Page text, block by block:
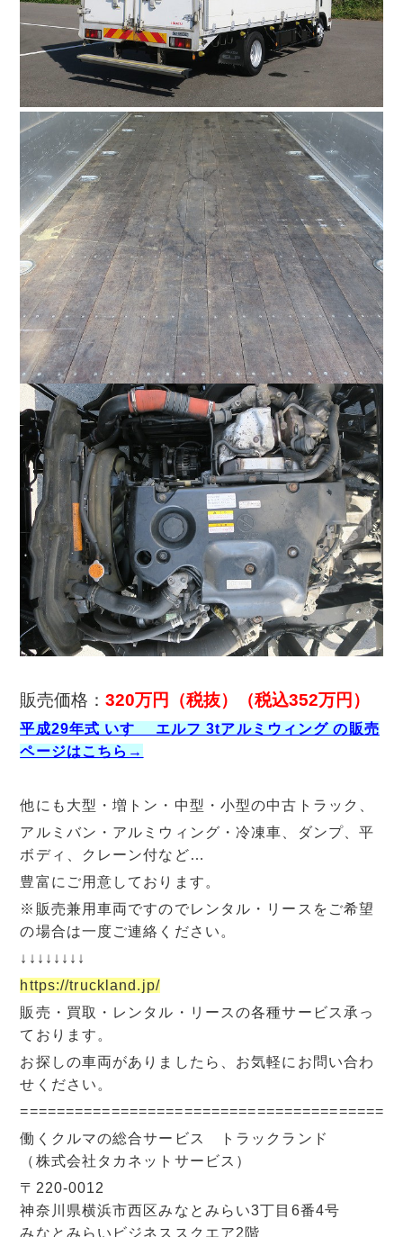
販売価格：320万円（税抜）（税込352万円）
平成29年式 いすゞ エルフ 3tアルミウィング の販売
ページはこちら→
他にも大型・増トン・中型・小型の中古トラック、
アルミバン・アルミウィング・冷凍車、ダンプ、平
ボディ、クレーン付など…
豊富にご用意しております。
※販売兼用車両ですのでレンタル・リースをご希望
の場合は一度ご連絡ください。
↓↓↓↓↓↓↓↓
https://truckland.jp/
販売・買取・レンタル・リースの各種サービス承っ
ております。
お探しの車両がありましたら、お気軽にお問い合わ
せください。
=========================================
働くクルマの総合サービス トラックランド
（株式会社タカネットサービス）
〒220-0012
神奈川県横浜市西区みなとみらい3丁目6番4号
みなとみらいビジネススクエア2階